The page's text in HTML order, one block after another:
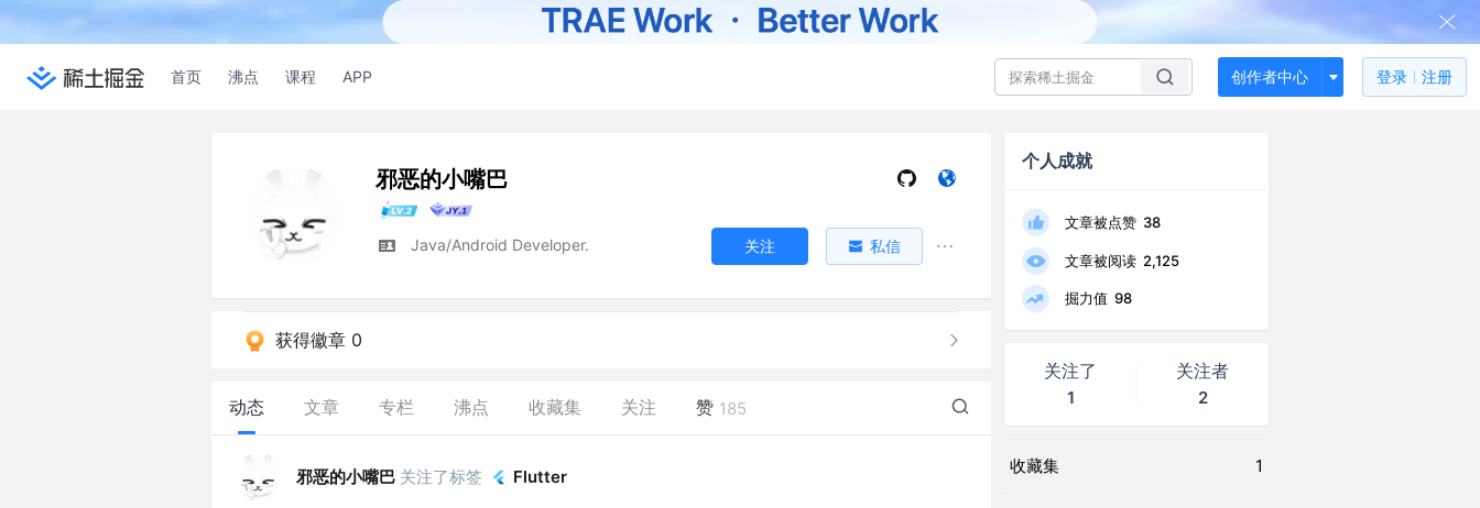
首页 沸点 课程 APP 创作者中心 登录 注册
邪恶的小嘴巴
Java/Android Developer. 关注 私信
获得徽章 0
动态 文章 专栏 沸点 收藏集 关注 赞 185
邪恶的小嘴巴 关注了标签 Flutter
个人成就
文章被点赞 38
文章被阅读 2,125
掘力值 98
关注了
1
关注者
2
收藏集 1